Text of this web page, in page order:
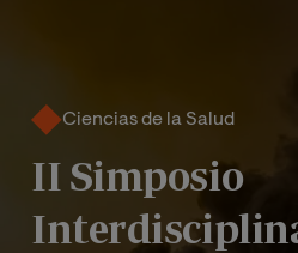
Ciencias de la Salud
II Simposio